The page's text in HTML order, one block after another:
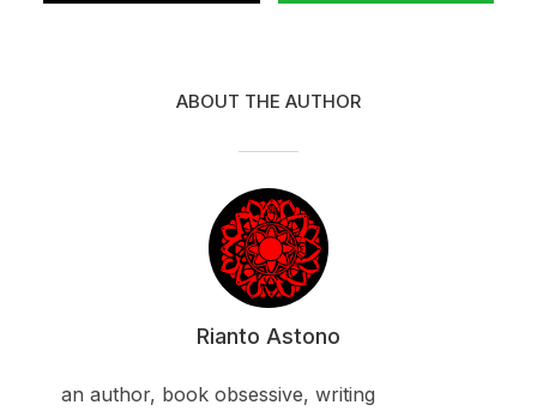
ABOUT THE AUTHOR
Rianto Astono
an author, book obsessive, writing